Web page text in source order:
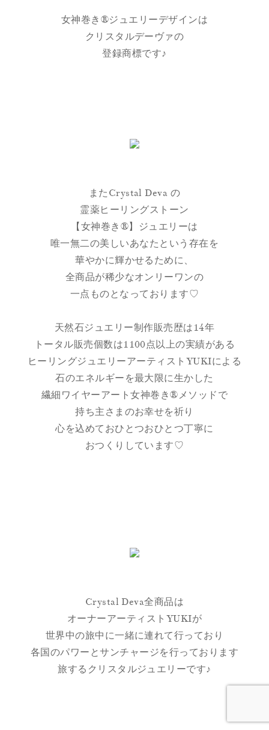
女神巻き®ジュエリーデザインは
クリスタルデーヴァの
登録商標です♪
またCrystal Deva の
霊薬ヒーリングストーン
【女神巻き®】ジュエリーは
唯一無二の美しいあなたという存在を
華やかに輝かせるために、
全商品が稀少なオンリーワンの
一点ものとなっております♡
天然石ジュエリー制作販売歴は14年
トータル販売個数は1100点以上の実績がある
ヒーリングジュエリーアーティストYUKIによる
石のエネルギーを最大限に生かした
繊細ワイヤーアート女神巻き®メソッドで
持ち主さまのお幸せを祈り
心を込めておひとつおひとつ丁寧に
おつくりしています♡
Crystal Deva全商品は
オーナーアーティストYUKIが
世界中の旅中に一緒に連れて行っており
各国のパワーとサンチャージを行っております
旅するクリスタルジュエリーです♪